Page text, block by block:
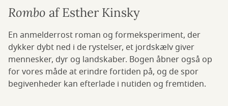
Rombo af Esther Kinsky
En anmelderrost roman og formeksperiment, der
dykker dybt ned i de rystelser, et jordskælv giver
mennesker, dyr og landskaber. Bogen åbner også op
for vores måde at erindre fortiden på, og de spor
begivenheder kan efterlade i nutiden og fremtiden.